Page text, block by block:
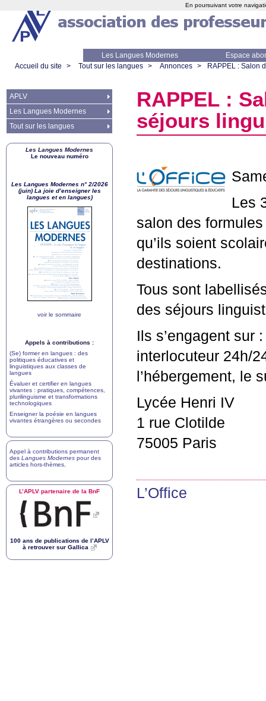
Les Langues Modernes
Espace
Accueil du site
> Tout sur les langues > Annonces > RAPPEL : Salon
RAPPEL :
séjours
Les
salon des
qu’ils soient
destinations.
Tous sont
des séjours
Ils s’engagent sur
interlocuteur 24h/
l’hébergement, le
Lycée Henri IV
1 rue Clotilde
75005 Paris
L’Office
APLV
Les Langues Modernes
Tout sur les langues
Les Langues Modernes
Le nouveau numéro
Les Langues Modernes n° 2/2026
(juin) La joie d’enseigner les
langues et en langues)
voir le sommaire
Appels à contributions :
(Se) former en langues : des
politiques éducatives et
linguistiques aux classes de
langues
Évaluer et certifier en langues
vivantes : pratiques, compétences,
plurilinguisme et transformations
technologiques
Enseigner la poésie en langues
vivantes étrangères ou secondes
Appel à contributions permanent
des Langues Modernes pour des
articles hors-thèmes
L’APLV partenaire de la BnF
100 ans de publications de l’APLV
à retrouver sur Gallica
En poursuivant votre